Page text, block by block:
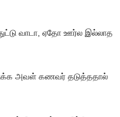
வாடா, ஏதோ ஊர்ல இல்லாத
அவள் கணவர் தடுத்ததால்